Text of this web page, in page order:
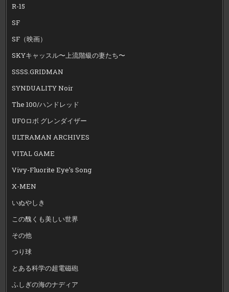
R-15
SF
SF（映画）
SKYキャッスル〜上流階級の妻たち〜
SSSS.GRIDMAN
SYNDUALITY Noir
The 100/ハンドレッド
UFOロボ グレンダイザー
ULTRAMAN ARCHIVES
VITAL GAME
Vivy-Fluorite Eye’s Song
X-MEN
いぬやしき
この醜くも美しい世界
その他
つり球
とある科学の超電磁砲
ふしぎの海のナディア